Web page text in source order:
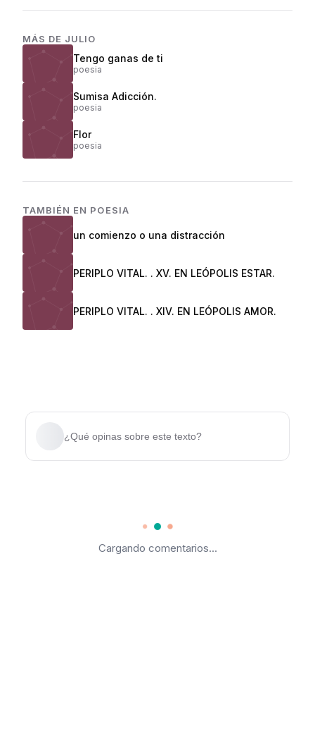
MÁS DE JULIO
Tengo ganas de ti
poesia
Sumisa Adicción.
poesia
Flor
poesia
TAMBIÉN EN POESIA
un comienzo o una distracción
PERIPLO VITAL. . XV. EN LEÓPOLIS ESTAR.
PERIPLO VITAL. . XIV. EN LEÓPOLIS AMOR.
¿Qué opinas sobre este texto?
Cargando comentarios...